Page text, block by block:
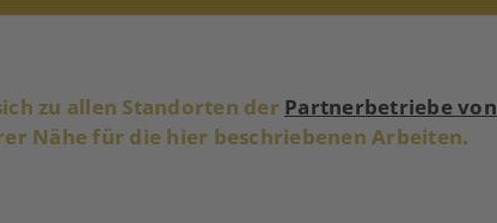
zu allen Standorten der Partnerbetriebe von
Nähe für die hier beschriebenen Arbeiten.